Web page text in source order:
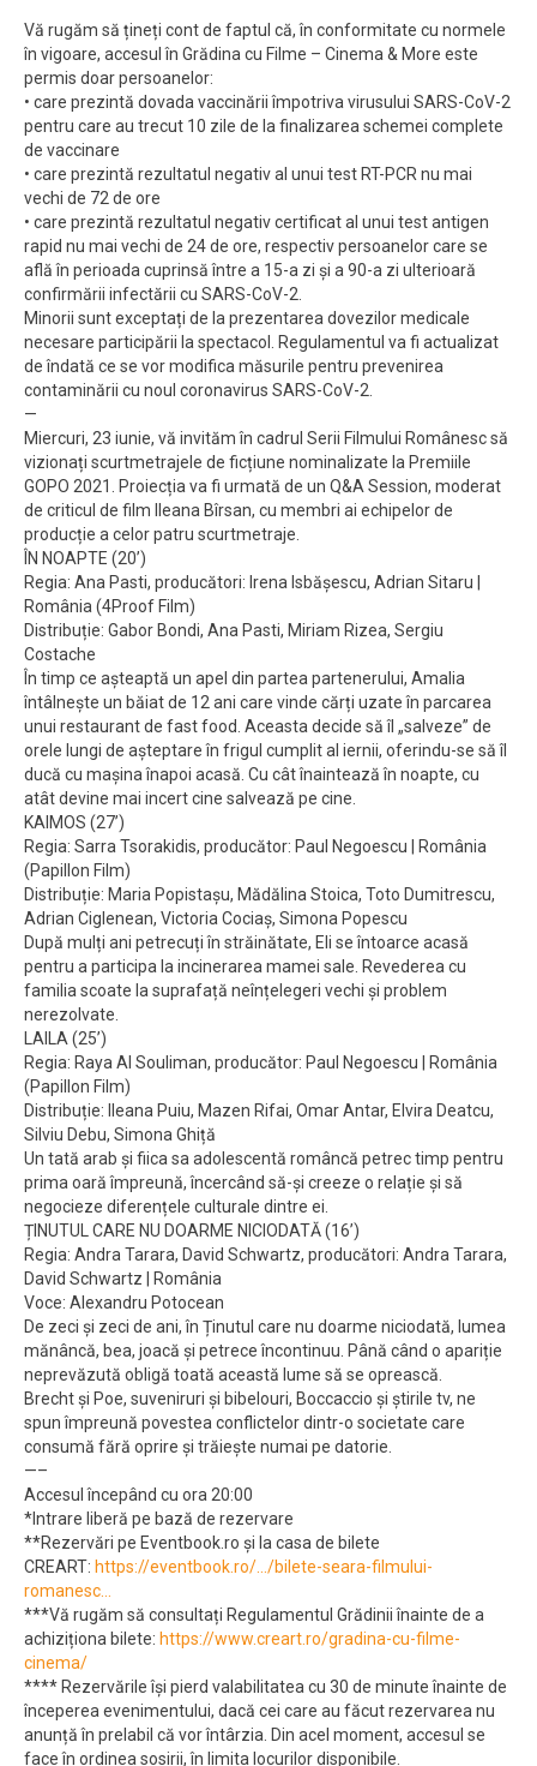
Vă rugăm să țineți cont de faptul că, în conformitate cu normele
în vigoare, accesul în Grădina cu Filme – Cinema & More este
permis doar persoanelor:
• care prezintă dovada vaccinării împotriva virusului SARS-CoV-2
pentru care au trecut 10 zile de la finalizarea schemei complete
de vaccinare
• care prezintă rezultatul negativ al unui test RT-PCR nu mai
vechi de 72 de ore
• care prezintă rezultatul negativ certificat al unui test antigen
rapid nu mai vechi de 24 de ore, respectiv persoanelor care se
află în perioada cuprinsă între a 15-a zi și a 90-a zi ulterioară
confirmării infectării cu SARS-CoV-2.
Minorii sunt exceptați de la prezentarea dovezilor medicale
necesare participării la spectacol. Regulamentul va fi actualizat
de îndată ce se vor modifica măsurile pentru prevenirea
contaminării cu noul coronavirus SARS-CoV-2.
—
Miercuri, 23 iunie, vă invităm în cadrul Serii Filmului Românesc să
vizionați scurtmetrajele de ficțiune nominalizate la Premiile
GOPO 2021. Proiecția va fi urmată de un Q&A Session, moderat
de criticul de film Ileana Bîrsan, cu membri ai echipelor de
producție a celor patru scurtmetraje.
ÎN NOAPTE (20’)
Regia: Ana Pasti, producători: Irena Isbășescu, Adrian Sitaru |
România (4Proof Film)
Distribuție: Gabor Bondi, Ana Pasti, Miriam Rizea, Sergiu
Costache
În timp ce așteaptă un apel din partea partenerului, Amalia
întâlnește un băiat de 12 ani care vinde cărți uzate în parcarea
unui restaurant de fast food. Aceasta decide să îl „salveze” de
orele lungi de așteptare în frigul cumplit al iernii, oferindu-se să îl
ducă cu mașina înapoi acasă. Cu cât înaintează în noapte, cu
atât devine mai incert cine salvează pe cine.
KAIMOS (27’)
Regia: Sarra Tsorakidis, producător: Paul Negoescu | România
(Papillon Film)
Distribuție: Maria Popistașu, Mădălina Stoica, Toto Dumitrescu,
Adrian Ciglenean, Victoria Cociaș, Simona Popescu
După mulți ani petrecuți în străinătate, Eli se întoarce acasă
pentru a participa la incinerarea mamei sale. Revederea cu
familia scoate la suprafață neînțelegeri vechi și problem
nerezolvate.
LAILA (25’)
Regia: Raya Al Souliman, producător: Paul Negoescu | România
(Papillon Film)
Distribuție: Ileana Puiu, Mazen Rifai, Omar Antar, Elvira Deatcu,
Silviu Debu, Simona Ghiță
Un tată arab și fiica sa adolescentă româncă petrec timp pentru
prima oară împreună, încercând să-și creeze o relație și să
negocieze diferențele culturale dintre ei.
ȚINUTUL CARE NU DOARME NICIODATĂ (16’)
Regia: Andra Tarara, David Schwartz, producători: Andra Tarara,
David Schwartz | România
Voce: Alexandru Potocean
De zeci și zeci de ani, în Ținutul care nu doarme niciodată, lumea
mănâncă, bea, joacă și petrece încontinuu. Până când o apariție
neprevăzută obligă toată această lume să se oprească.
Brecht și Poe, suveniruri și bibelouri, Boccaccio și știrile tv, ne
spun împreună povestea conflictelor dintr-o societate care
consumă fără oprire și trăiește numai pe datorie.
—–
Accesul începând cu ora 20:00
*Intrare liberă pe bază de rezervare
**Rezervări pe Eventbook.ro și la casa de bilete
CREART: https://eventbook.ro/…/bilete-seara-filmului-
romanesc…
***Vă rugăm să consultați Regulamentul Grădinii înainte de a
achiziționa bilete: https://www.creart.ro/gradina-cu-filme-
cinema/
**** Rezervările își pierd valabilitatea cu 30 de minute înainte de
începerea evenimentului, dacă cei care au făcut rezervarea nu
anunță în prelabil că vor întârzia. Din acel moment, accesul se
face în ordinea sosirii, în limita locurilor disponibile.